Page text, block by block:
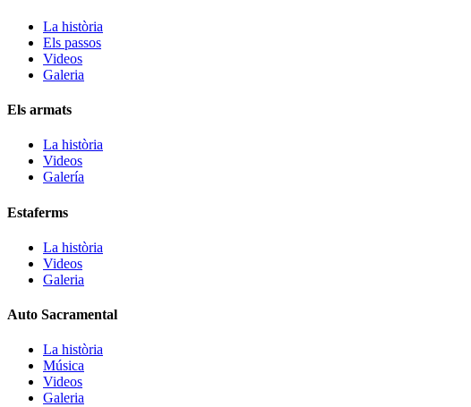
La història
Els passos
Videos
Galeria
Els armats
La història
Videos
Galería
Estaferms
La història
Videos
Galeria
Auto Sacramental
La història
Música
Videos
Galeria